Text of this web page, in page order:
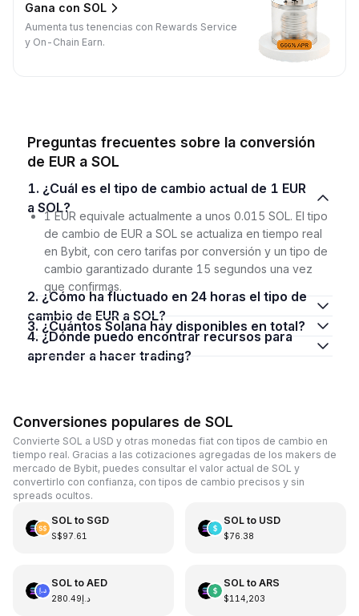
Gana con SOL
Aumenta tus tenencias con Rewards Service
y On-Chain Earn.
Preguntas frecuentes sobre la conversión
de EUR a SOL
1. ¿Cuál es el tipo de cambio actual de 1 EUR
a SOL?
1 EUR equivale actualmente a unos 0.015 SOL. El tipo
de cambio de EUR a SOL se actualiza en tiempo real
en Bybit, con cero tarifas por conversión y un tipo de
cambio garantizado durante 15 segundos una vez
que confirmas.
2. ¿Cómo ha fluctuado en 24 horas el tipo de
cambio de EUR a SOL?
3. ¿Cuántos Solana hay disponibles en total?
4. ¿Dónde puedo encontrar recursos para
aprender a hacer trading?
Conversiones populares de SOL
Convierte SOL a USD y otras monedas fiat con tipos de cambio en
tiempo real. Gracias a las cotizaciones agregadas de los makers de
mercado de Bybit, puedes consultar el valor actual de SOL y
convertirlo con confianza, con tipos de cambio precisos y sin
spreads ocultos.
SOLto SGD
S$97.61
SOLto USD
$76.38
SOLto AED
د.إ280.49
SOLto ARS
$114,203